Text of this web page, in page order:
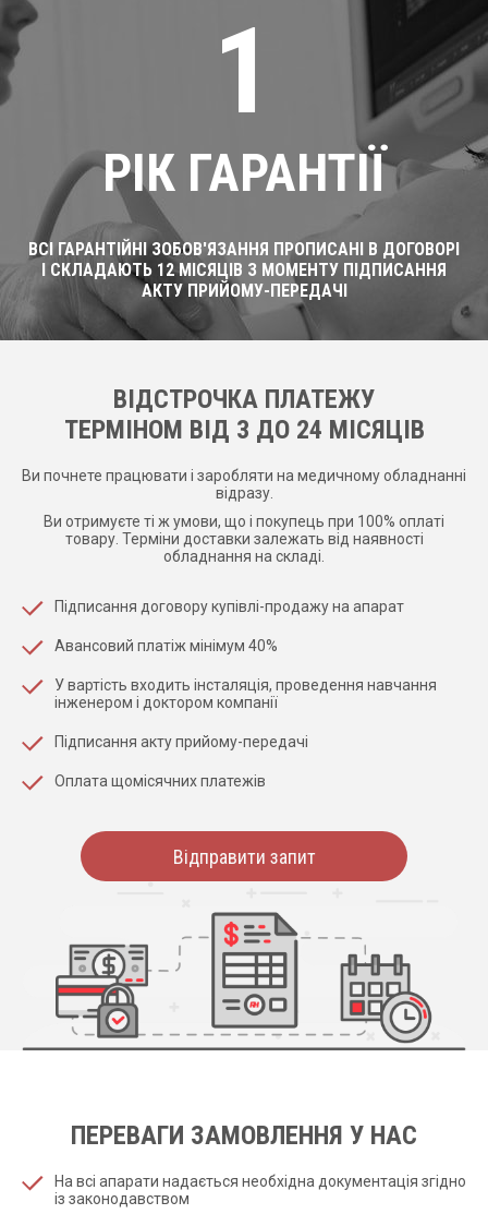
1
РІК ГАРАНТІЇ
ВСІ ГАРАНТІЙНІ ЗОБОВ'ЯЗАННЯ ПРОПИСАНІ В ДОГОВОРІ
І СКЛАДАЮТЬ 12 МІСЯЦІВ З МОМЕНТУ ПІДПИСАННЯ
АКТУ ПРИЙОМУ-ПЕРЕДАЧІ
ВІДСТРОЧКА ПЛАТЕЖУ
ТЕРМІНОМ ВІД 3 ДО 24 МІСЯЦІВ
Ви почнете працювати і заробляти на медичному обладнанні
відразу.
Ви отримуєте ті ж умови, що і покупець при 100% оплаті
товару. Терміни доставки залежать від наявності
обладнання на складі.
Підписання договору купівлі-продажу на апарат
Авансовий платіж мінімум 40%
У вартість входить інсталяція, проведення навчання
інженером і доктором компанії
Підписання акту прийому-передачі
Оплата щомісячних платежів
Відправити запит
ПЕРЕВАГИ ЗАМОВЛЕННЯ У НАС
На всі апарати надається необхідна документація згідно
із законодавством